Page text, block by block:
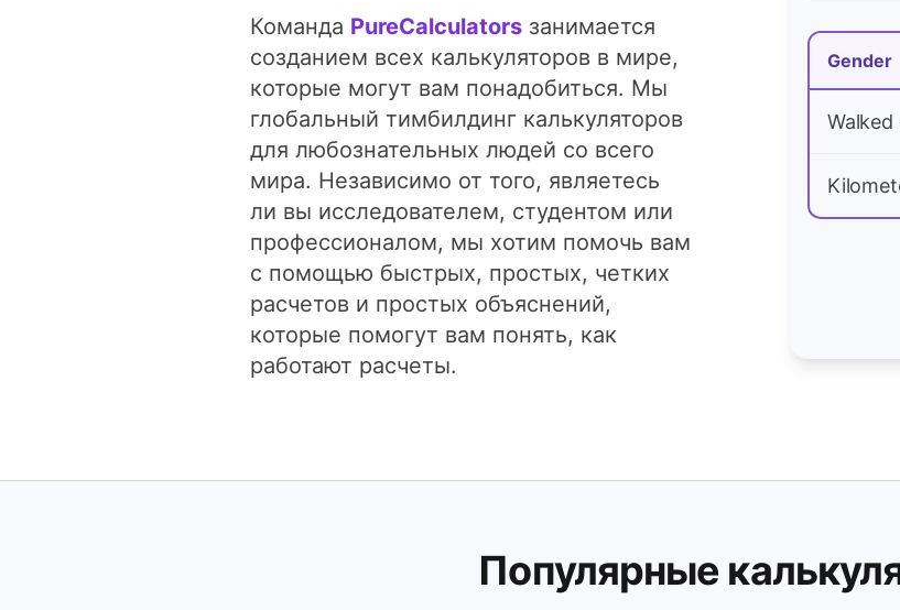
Команда PureCalculators занимается
созданием всех калькуляторов в мире,
которые могут вам понадобиться. Мы
глобальный тимбилдинг калькуляторов
для любознательных людей со всего
мира. Независимо от того, являетесь
ли вы исследователем, студентом или
профессионалом, мы хотим помочь вам
с помощью быстрых, простых, четких
расчетов и простых объяснений,
которые помогут вам понять, как
работают расчеты.
Gender
Walked
Популярные